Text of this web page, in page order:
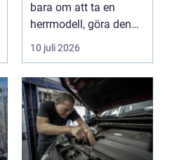
bara om att ta en
herrmodell, göra den
mindre oc...
10 juli 2026